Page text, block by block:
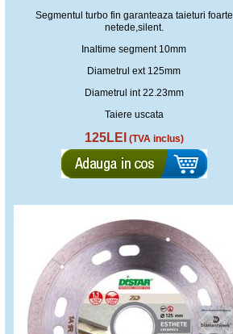
Segmentul turbo fin garanteaza taieturi foarte
netede,silent.
Inaltime segment 10mm
Diametrul ext 125mm
Diametrul int 22.23mm
Taiere uscata
125LEI (TVA inclus)